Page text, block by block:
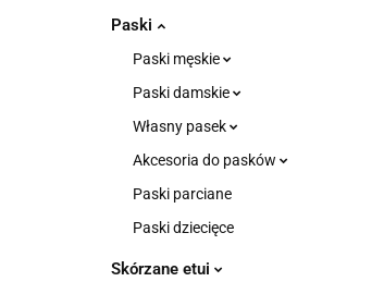
Paski
Paski męskie
Paski damskie
Własny pasek
Akcesoria do pasków
Paski parciane
Paski dziecięce
Skórzane etui